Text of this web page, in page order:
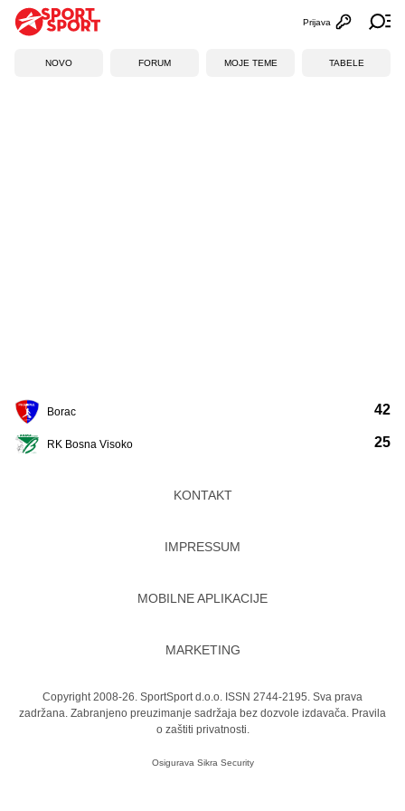
Otvori
Prijava
NOVO FORUM MOJE TEME TABELE
Borac
RK Bosna Visoko
42
25
KONTAKT
IMPRESSUM
MOBILNE APLIKACIJE
MARKETING
Copyright 2008-26. SportSport d.o.o. ISSN 2744-2195. Sva prava
zadržana. Zabranjeno preuzimanje sadržaja bez dozvole izdavača. Pravila
o zaštiti privatnosti.
Osigurava Sikra Security